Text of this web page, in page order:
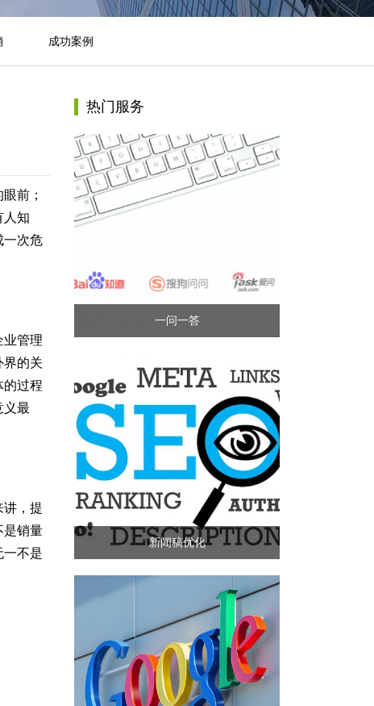
成功案例
前；
人知
一次危
业管理
界的关
的过程
义最
讲，提
是销量
一不是
热门服务
一问一答
新闻稿优化